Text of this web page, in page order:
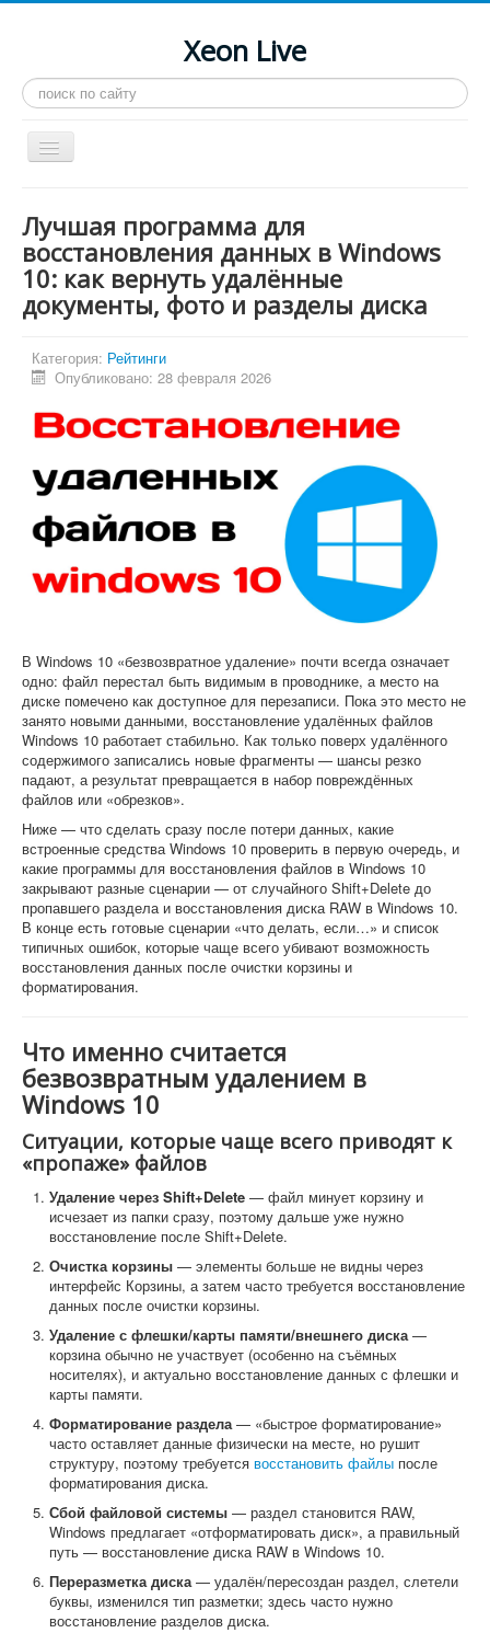
Xeon Live
Искать...
Toggle
Navigation
LGA 2011-3
LGA 2011
Процессоры
Инструкции
Рейтинги
Конференция
Софт
Лучшая программа для
восстановления данных в Windows
10: как вернуть удалённые
документы, фото и разделы диска
Категория: Рейтинги
Опубликовано: 28 февраля 2026
В Windows 10 «безвозвратное удаление» почти всегда означает
одно: файл перестал быть видимым в проводнике, а место на
диске помечено как доступное для перезаписи. Пока это место не
занято новыми данными, восстановление удалённых файлов
Windows 10 работает стабильно. Как только поверх удалённого
содержимого записались новые фрагменты — шансы резко
падают, а результат превращается в набор повреждённых
файлов или «обрезков».
Ниже — что сделать сразу после потери данных, какие
встроенные средства Windows 10 проверить в первую очередь, и
какие программы для восстановления файлов в Windows 10
закрывают разные сценарии — от случайного Shift+Delete до
пропавшего раздела и восстановления диска RAW в Windows 10.
В конце есть готовые сценарии «что делать, если…» и список
типичных ошибок, которые чаще всего убивают возможность
восстановления данных после очистки корзины и
форматирования.
Что именно считается
безвозвратным удалением в
Windows 10
Ситуации, которые чаще всего приводят к
«пропаже» файлов
Удаление через Shift+Delete — файл минует корзину и
исчезает из папки сразу, поэтому дальше уже нужно
восстановление после Shift+Delete.
Очистка корзины — элементы больше не видны через
интерфейс Корзины, а затем часто требуется восстановление
данных после очистки корзины.
Удаление с флешки/карты памяти/внешнего диска—
корзина обычно не участвует (особенно на съёмных
носителях), и актуально восстановление данных с флешки и
карты памяти.
Форматирование раздела— «быстрое форматирование»
часто оставляет данные физически на месте, но рушит
структуру, поэтому требуется восстановить файлы после
форматирования диска.
Сбой файловой системы — раздел становится RAW,
Windows предлагает «отформатировать диск», а правильный
путь — восстановление диска RAW в Windows 10.
Переразметка диска— удалён/пересоздан раздел, слетели
буквы, изменился тип разметки; здесь часто нужно
восстановление разделов диска.